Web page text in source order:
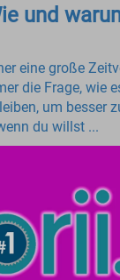
und
eine große
die Frage, wie
um besser
du willst ...